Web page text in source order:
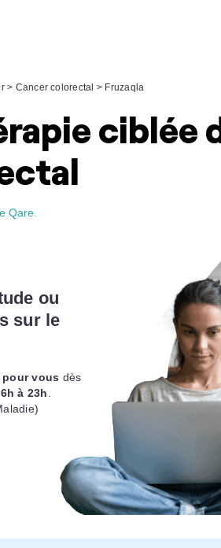
> Cancer colorectal > Fruzaqla
ciblée
Qare.
ou
sur le
vous dès
à 23h